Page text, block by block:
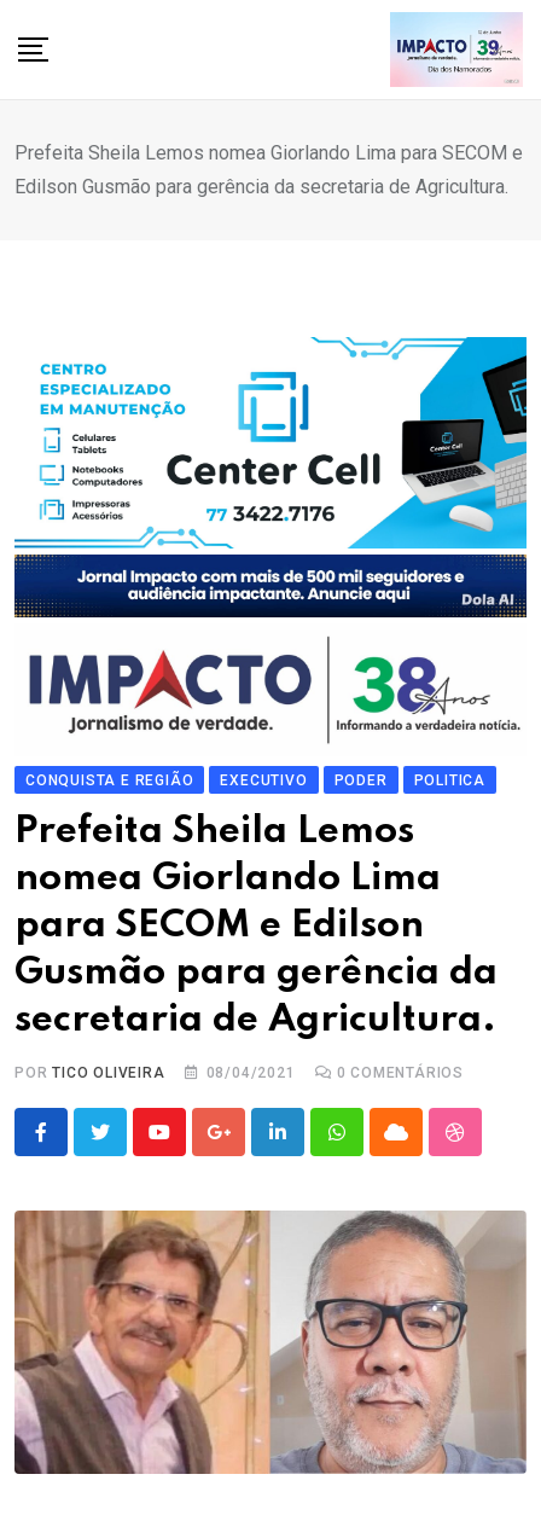
Prefeita Sheila Lemos nomea Giorlando Lima para SECOM e
Edilson Gusmão para gerência da secretaria de Agricultura.
CONQUISTA E REGIÃO EXECUTIVO PODER POLITICA
Prefeita Sheila Lemos
nomea Giorlando Lima
para SECOM e Edilson
Gusmão para gerência da
secretaria de Agricultura.
PORTICO OLIVEIRA 08/04/2021 0 COMENTÁRIOS
YoutubeGoogle+LinkedInWhatsappCloud